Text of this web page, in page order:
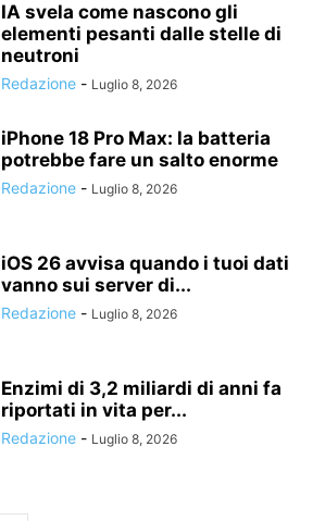
IA svela come nascono gli
elementi pesanti dalle stelle di
neutroni
Redazione - Luglio 8, 2026
iPhone 18 Pro Max: la batteria
potrebbe fare un salto enorme
Redazione - Luglio 8, 2026
iOS 26 avvisa quando i tuoi dati
vanno sui server di...
Redazione - Luglio 8, 2026
Enzimi di 3,2 miliardi di anni fa
riportati in vita per...
Redazione - Luglio 8, 2026